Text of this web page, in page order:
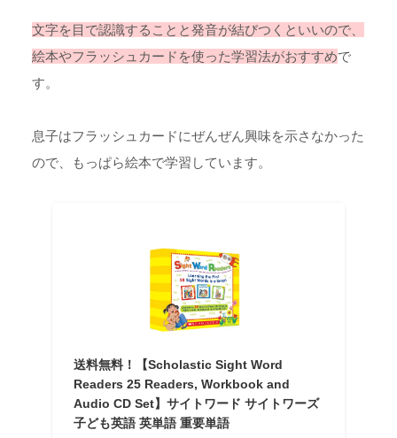
文字を目で認識することと発音が結びつくといいので、
絵本やフラッシュカードを使った学習法がおすすめで
す。
息子はフラッシュカードにぜんぜん興味を示さなかった
ので、もっぱら絵本で学習しています。
送料無料！【Scholastic Sight Word
Readers 25 Readers, Workbook and
Audio CD Set】サイトワード サイトワーズ
子ども英語 英単語 重要単語